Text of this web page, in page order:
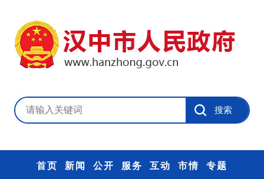
首页 新闻 公开 服务 互动 市情 专题